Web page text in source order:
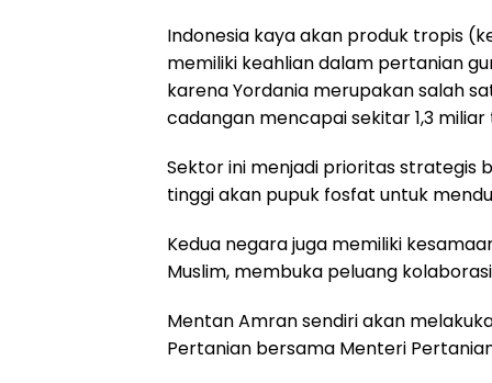
Indonesia kaya akan produk tropis
memiliki keahlian dalam pertanian
karena Yordania merupakan salah
cadangan mencapai sekitar 1,3
Sektor ini menjadi prioritas strategis
tinggi akan pupuk fosfat untuk
Kedua negara juga memiliki
Muslim, membuka peluang
Mentan Amran sendiri akan
Pertanian bersama Menteri